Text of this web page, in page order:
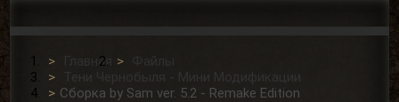
Главная
Файлы
Тени Чернобыля - Мини Модификации
Сборка by Sam ver. 5.2 - Remake Edition